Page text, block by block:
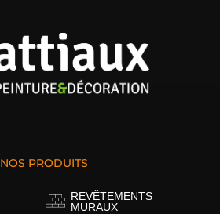
NOS PRODUITS
REVÊTEMENTS
MURAUX